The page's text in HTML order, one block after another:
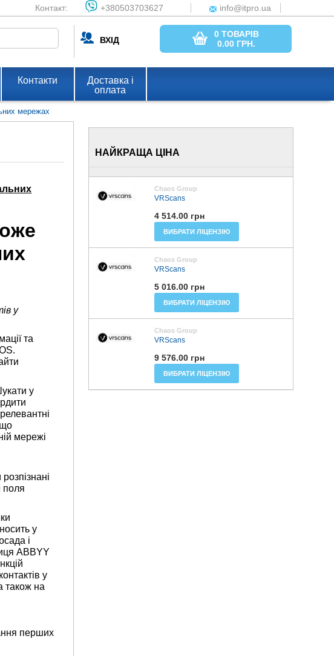
Контакт: +380503703627 info@itpro.ua
ВХІД
0 ТОВАРІВ
0.00 ГРН.
Контакти
Доставка і
оплата
мережах
у
та
у
що
мережі
поля
у
і
ABBYY
у
також на
перших
НАЙКРАЩА ЦІНА
Chaos Group
VRScans
4 514.00 грн
ВИБРАТИ ЛІЦЕНЗІЮ
Chaos Group
VRScans
5 016.00 грн
ВИБРАТИ ЛІЦЕНЗІЮ
Chaos Group
VRScans
9 576.00 грн
ВИБРАТИ ЛІЦЕНЗІЮ